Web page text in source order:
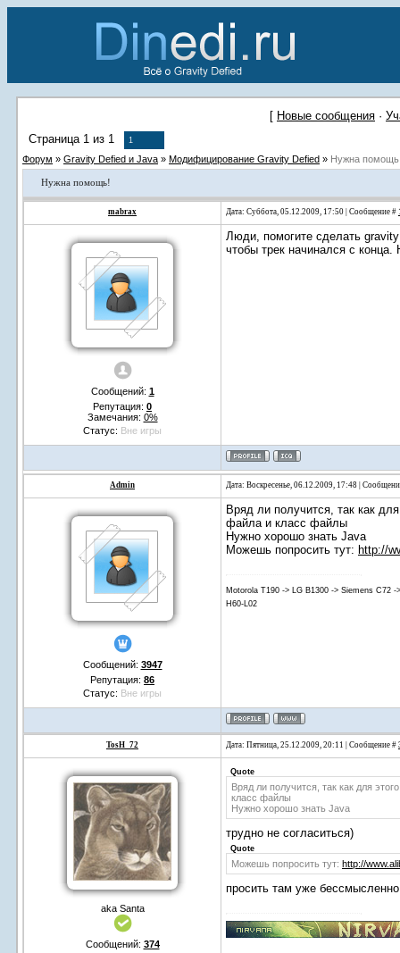
[ Новые сообщения ·
Страница 1 из 1 1
Форум » Gravity Defied и Java » Модифицирование Gravity Defied » Нужна
Нужна помощь!
mabrax Дата: Суббота, 05.12.2009, 17:50 | Сообщение #
Сообщений: 1
Репутация: 0
Замечания: 0%
Статус: Вне игры
Люди, помогите сделать
чтобы трек начинался с
Admin Дата: Воскресенье, 06.12.2009, 17:48 |
Сообщений: 3947
Репутация: 86
Статус: Вне игры
Вряд ли получится, так как
файла и класс файлы
Нужно хорошо знать Java
Можешь попросить тут: http://
Motorola T190 -> LG B1300 -> Siemens C72
H60-L02
TosH_72 Дата: Пятница, 25.12.2009, 20:11 | Сообщение #
aka Santa
Сообщений: 374
Quote
Вряд ли получится, так как для
класс файлы
Нужно хорошо знать Java
трудно не согласиться)
Quote
Можешь попросить тут: http://
просить там уже